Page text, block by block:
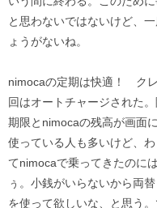
と思わないではないけど、
ょうがないね。
nimocaの定期は快適！ ク
回はオートチャージされた
期限とnimocaの残高が画面
使っている人も多いけど、
てnimocaで乗ってきたのに
ぅ。小銭がいらないから両
を使って欲しいな、と思う